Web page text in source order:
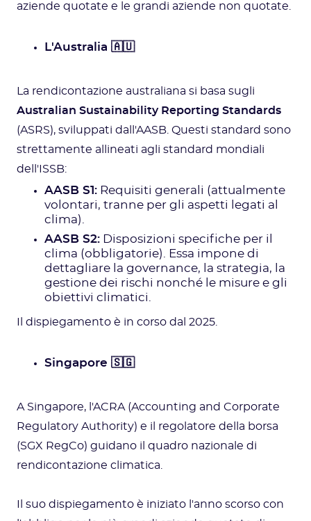
aziende quotate e le grandi aziende non quotate.
L'Australia 🇦🇺
La rendicontazione australiana si basa sugli
Australian Sustainability Reporting Standards
(ASRS), sviluppati dall'AASB. Questi standard sono
strettamente allineati agli standard mondiali
dell'ISSB:
AASB S1: Requisiti generali (attualmente
volontari, tranne per gli aspetti legati al
clima).
AASB S2: Disposizioni specifiche per il
clima (obbligatorie). Essa impone di
dettagliare la governance, la strategia, la
gestione dei rischi nonché le misure e gli
obiettivi climatici.
Il dispiegamento è in corso dal 2025.
Singapore 🇸🇬
A Singapore, l'ACRA (Accounting and Corporate
Regulatory Authority) e il regolatore della borsa
(SGX RegCo) guidano il quadro nazionale di
rendicontazione climatica.
Il suo dispiegamento è iniziato l'anno scorso con